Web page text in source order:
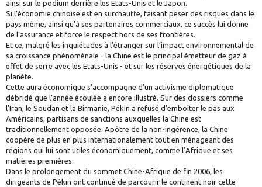
ainsi sur le podium derrière les Etats-Unis et le Japon.
Si l’économie chinoise est en surchauffe, faisant peser des risques dans le
pays même, ainsi qu’à ses partenaires commerciaux, ce succès lui donne
de l’assurance et force le respect hors de ses frontières.
Et ce, malgré les inquiétudes à l’étranger sur l’impact environnemental de
sa croissance phénoménale - la Chine est le principal émetteur de gaz à
effet de serre avec les Etats-Unis - et sur les réserves énergétiques de la
planète.
Cette aura économique s’accompagne d’un activisme diplomatique
débridé que l’année écoulée a encore illustré. Sur des dossiers comme
l’Iran, le Soudan et la Birmanie, Pékin a refusé d’emboîter le pas aux
Américains, partisans de sanctions auxquelles la Chine est
traditionnellement opposée. Apôtre de la non-ingérence, la Chine
coopère de plus en plus internationalement tout en ménageant des
régions qui lui sont utiles économiquement, comme l’Afrique et ses
matières premières.
Dans le prolongement du sommet Chine-Afrique de fin 2006, les
dirigeants de Pékin ont continué de parcourir le continent noir cette